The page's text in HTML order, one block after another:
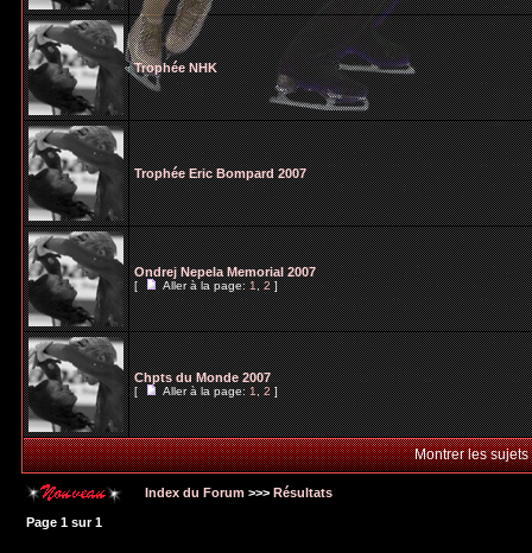
Trophée NHK
Trophée Eric Bompard 2007
Ondrej Nepela Memorial 2007
[ Aller à la page:1,2]
Chpts du Monde 2007
[ Aller à la page:1,2]
Montrer les
Index du Forum >>> Résultats
Page 1 sur1